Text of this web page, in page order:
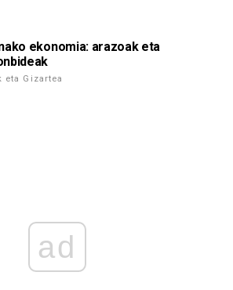
ekonomia: arazoak eta
eta Gizartea
ad